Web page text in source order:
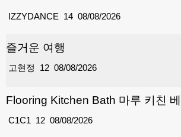
14
IZZYDANCE 08/08/2026
즐거운 여행
12
고현정 08/08/2026
Flooring Kitchen Bath 마루 키친
12
C1C1 08/08/2026